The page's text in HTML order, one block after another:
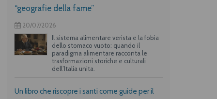
“geografie della fame”
20/07/2026
Il sistema alimentare verista e la fobia
dello stomaco vuoto: quando il
paradigma alimentare racconta le
trasformazioni storiche e culturali
dell’Italia unita.
Un libro che riscopre i santi come guide per il